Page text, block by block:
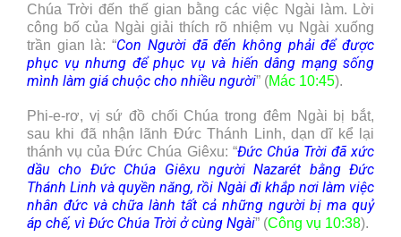
Chúa Trời đến thế gian bằng các việc Ngài làm. Lời
công bố của Ngài giải thích rõ nhiệm vụ Ngài xuống
trần gian là: “Con Người đã đến không phải để được
phục vụ nhưng để phục vụ và hiến dâng mạng sống
mình làm giá chuộc cho nhiều người” (Mác 10:45).
Phi-e-rơ, vị sứ đồ chối Chúa trong đêm Ngài bị bắt,
sau khi đã nhận lãnh Đức Thánh Linh, dạn dĩ kể lại
thánh vụ của Đức Chúa Giêxu: “Đức Chúa Trời đã xức
dầu cho Đức Chúa Giêxu người Nazarét bằng Đức
Thánh Linh và quyền năng, rồi Ngài đi khắp nơi làm việc
nhân đức và chữa lành tất cả những người bị ma quỷ
áp chế, vì Đức Chúa Trời ở cùng Ngài” (Công vụ 10:38).